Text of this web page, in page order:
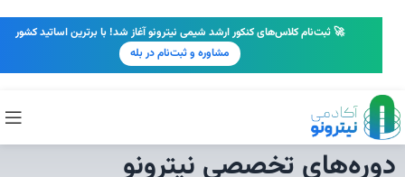
دوره‌های تخصصی نیترونو
🚀 ثبت‌نام کلاس‌های کنکور ارشد شیمی نیترونو آغاز شد! با برترین اساتید کشور
مشاوره و ثبت‌نام در بله